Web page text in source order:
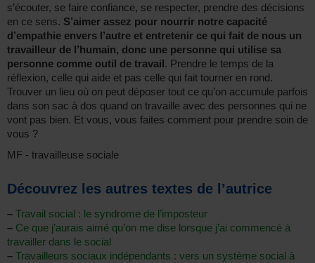
s’écouter, se faire confiance, se respecter, prendre des décisions
en ce sens. S’aimer assez pour nourrir notre capacité
d’empathie envers l’autre et entretenir ce qui fait de nous un
travailleur de l’humain, donc une personne qui utilise sa
personne comme outil de travail. Prendre le temps de la
réflexion, celle qui aide et pas celle qui fait tourner en rond.
Trouver un lieu où on peut déposer tout ce qu’on accumule parfois
dans son sac à dos quand on travaille avec des personnes qui ne
vont pas bien. Et vous, vous faites comment pour prendre soin de
vous ?
MF - travailleuse sociale
Découvrez les autres textes de l’autrice
– Travail social : le syndrome de l’imposteur
– Ce que j’aurais aimé qu’on me dise lorsque j’ai commencé à
travailler dans le social
– Travailleurs sociaux indépendants : vers un système social à